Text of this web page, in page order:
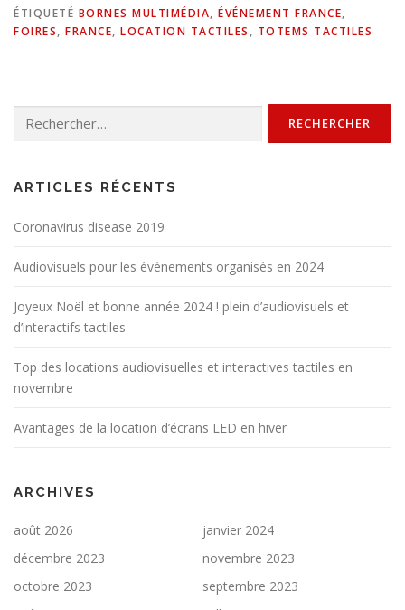
ÉTIQUETÉ BORNES MULTIMÉDIA, ÉVÉNEMENT FRANCE,
FOIRES, FRANCE, LOCATION TACTILES , TOTEMS TACTILES
ARTICLES RÉCENTS
Coronavirus disease 2019
Audiovisuels pour les événements organisés en 2024
Joyeux Noël et bonne année 2024 ! plein d’audiovisuels et
d’interactifs tactiles
Top des locations audiovisuelles et interactives tactiles en
novembre
Avantages de la location d’écrans LED en hiver
ARCHIVES
août 2026
janvier 2024
décembre 2023
novembre 2023
octobre 2023
septembre 2023